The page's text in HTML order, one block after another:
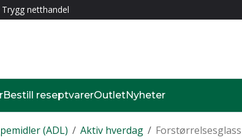
Trygg netthandel
Bestill reseptvarerOutletNyheter
/
(ADL) /
Aktiv hverdag Forstørrelsesglass